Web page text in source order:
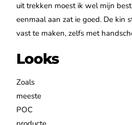
uit trekken moest ik wel mijn
eenmaal aan zat ie goed. De kin
vast te maken, zelfs met
Looks
Zoals
meeste
POC